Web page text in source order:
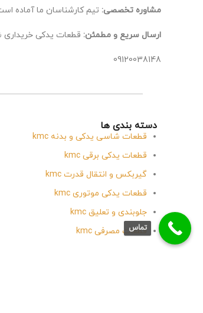
مشاوره تخصصی: تیم کارشناسان ما آماده
ارسال سریع و مطمئن: قطعات یدکی
09120038148
دسته بندی ها
قطعات شاسی یدکی و بدنه kmc
قطعات یدکی برقی kmc
گیربکس و انتقال قدرت kmc
قطعات یدکی موتوری kmc
جلوبندی و تعلیق kmc
قطعات مصرفی kmc
تماس